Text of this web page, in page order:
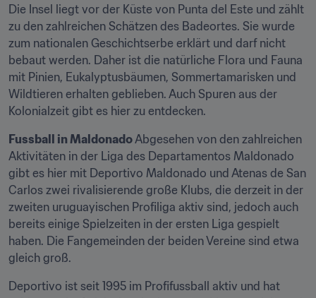
Die Insel liegt vor der Küste von Punta del Este und zählt
zu den zahlreichen Schätzen des Badeortes. Sie wurde
zum nationalen Geschichtserbe erklärt und darf nicht
bebaut werden. Daher ist die natürliche Flora und Fauna
mit Pinien, Eukalyptusbäumen, Sommertamarisken und
Wildtieren erhalten geblieben. Auch Spuren aus der
Kolonialzeit gibt es hier zu entdecken.
Fussball in Maldonado Abgesehen von den zahlreichen
Aktivitäten in der Liga des Departamentos Maldonado
gibt es hier mit Deportivo Maldonado und Atenas de San
Carlos zwei rivalisierende große Klubs, die derzeit in der
zweiten uruguayischen Profiliga aktiv sind, jedoch auch
bereits einige Spielzeiten in der ersten Liga gespielt
haben. Die Fangemeinden der beiden Vereine sind etwa
gleich groß.
Deportivo ist seit 1995 im Profifussball aktiv und hat